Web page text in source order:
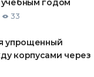
годом
33
упрощенный
корпусами через